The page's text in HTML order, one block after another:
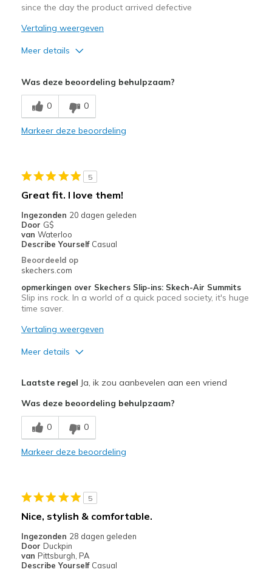
migratiegeschiedenis
de
since the day the product arrived defective
Vertaling weergeven
Meer details
Minpunten
Poor Quality
Casual Wear
Sizing
Feels half size too small
Was deze beoordeling behulpzaam?
0 0
Markeer deze beoordeling
5
Great fit. I love them!
Ingezonden 20 dagen geleden
Door G$
van Waterloo
Describe Yourself Casual
Beoordeeld op
skechers.com
opmerkingen over Skechers Slip-ins: Skech-Air Summits
Slip ins rock. In a world of a quick paced society, it's huge
time saver.
Vertaling weergeven
Meer details
Beste toepassingen
Casual Wear
Going Out
Sizing
Feels true to size
View On Shoes
Shoes are for Wearing
Laatste regel Ja, ik zou aanbevelen aan een vriend
Was deze beoordeling behulpzaam?
0 0
Markeer deze beoordeling
5
Nice, stylish & comfortable.
Ingezonden 28 dagen geleden
Door Duckpin
van Pittsburgh, PA
Describe Yourself Casual